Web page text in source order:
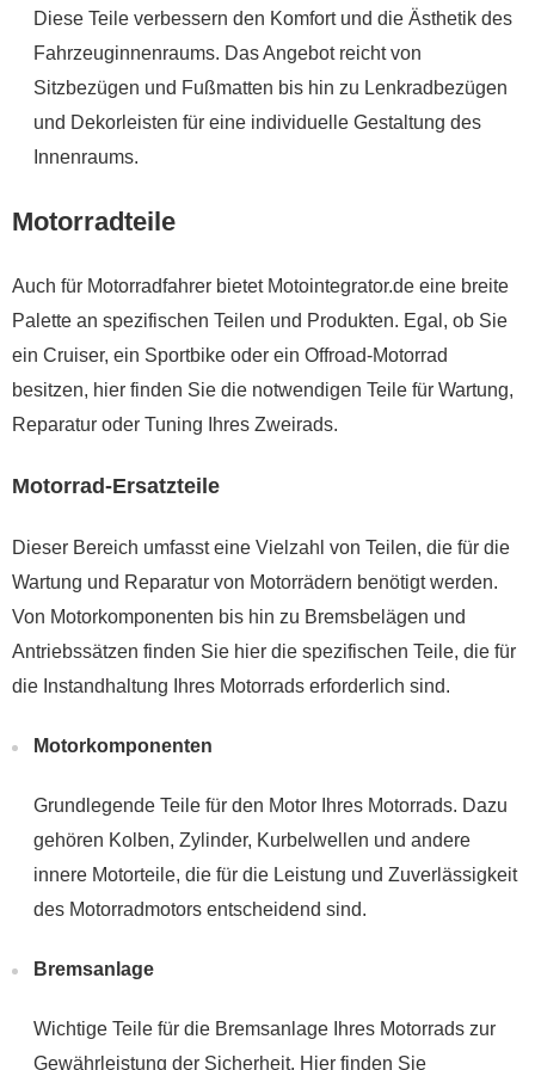
Diese Teile verbessern den Komfort und die Ästhetik des
Fahrzeuginnenraums. Das Angebot reicht von
Sitzbezügen und Fußmatten bis hin zu Lenkradbezügen
und Dekorleisten für eine individuelle Gestaltung des
Innenraums.
Motorradteile
Auch für Motorradfahrer bietet Motointegrator.de eine breite
Palette an spezifischen Teilen und Produkten. Egal, ob Sie
ein Cruiser, ein Sportbike oder ein Offroad-Motorrad
besitzen, hier finden Sie die notwendigen Teile für Wartung,
Reparatur oder Tuning Ihres Zweirads.
Motorrad-Ersatzteile
Dieser Bereich umfasst eine Vielzahl von Teilen, die für die
Wartung und Reparatur von Motorrädern benötigt werden.
Von Motorkomponenten bis hin zu Bremsbelägen und
Antriebssätzen finden Sie hier die spezifischen Teile, die für
die Instandhaltung Ihres Motorrads erforderlich sind.
Motorkomponenten
Grundlegende Teile für den Motor Ihres Motorrads. Dazu
gehören Kolben, Zylinder, Kurbelwellen und andere
innere Motorteile, die für die Leistung und Zuverlässigkeit
des Motorradmotors entscheidend sind.
Bremsanlage
Wichtige Teile für die Bremsanlage Ihres Motorrads zur
Gewährleistung der Sicherheit. Hier finden Sie